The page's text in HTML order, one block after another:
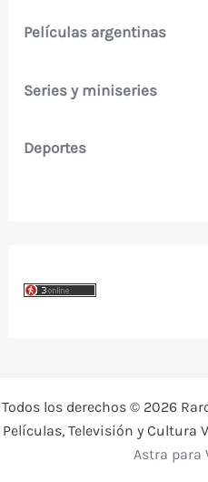
Películas argentinas
Series y miniseries
Deportes
Todos los derechos © 2026
Películas, Televisión y Cultura
Astra para